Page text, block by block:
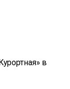
в